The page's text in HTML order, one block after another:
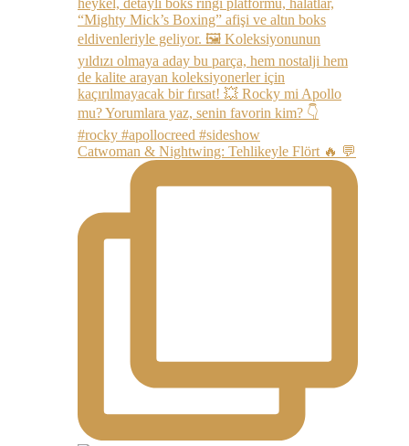
Catwoman & Nightwing: Tehlikeyle Flört 🔥 💬